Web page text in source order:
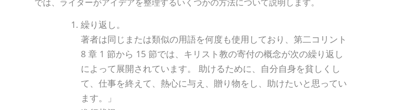
では、ライターがアイデアを整理するいくつかの方法について説明します。
繰り返し。
著者は同じまたは類似の用語を何度も使用しており、第二コリント
8 章 1 節から 15 節では、キリスト教の寄付の概念が次の繰り返し
によって展開されています。 助けるために、自分自身を貧しくし
て、仕事を終えて、熱心に与え、贈り物をし、助けたいと思ってい
ます。」